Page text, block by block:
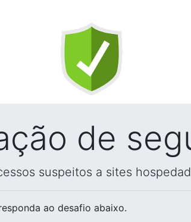
de
suspeitos a sites
ao desafio abaixo.